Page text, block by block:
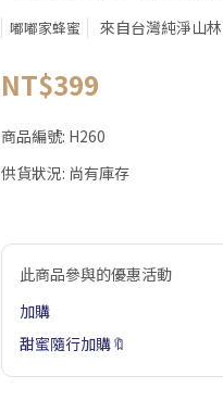
嘟嘟家蜂蜜 來自台灣純淨山
NT$399
商品編號: H260
供貨狀況: 尚有庫存
此商品參與的優惠活動
加購
甜蜜隨行加購🔖